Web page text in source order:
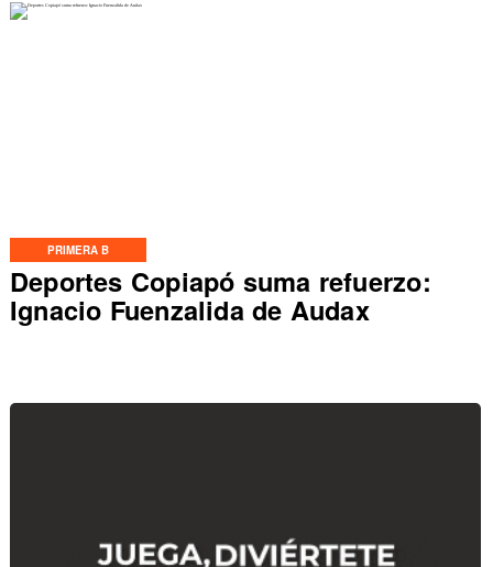
PRIMERA B
Deportes Copiapó suma refuerzo:
Ignacio Fuenzalida de Audax